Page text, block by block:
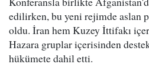
edilirken, bu yeni rejimde aslan
oldu. İran hem Kuzey İttifakı
Hazara gruplar içerisinden
hükümete dahil etti.